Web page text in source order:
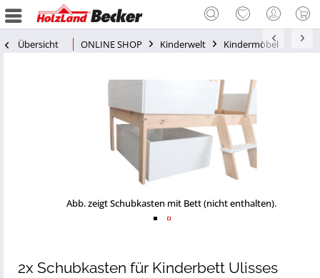
Übersicht ONLINE SHOP Kinderwelt Kindermöbel
Abb. zeigt Schubkasten mit Bett (nicht enthalten).
2x Schubkasten für Kinderbett Ulisses